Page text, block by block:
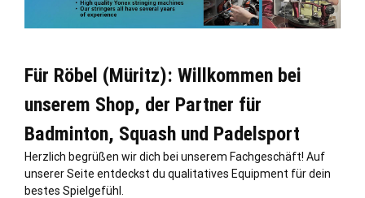
Für Röbel (Müritz): Willkommen bei
unserem Shop, der Partner für
Badminton, Squash und Padelsport
Herzlich begrüßen wir dich bei unserem Fachgeschäft! Auf
unserer Seite entdeckst du qualitatives Equipment für dein
bestes Spielgefühl.